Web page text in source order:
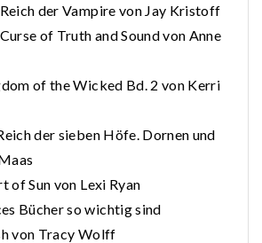
der Vampire von Jay Kristoff
of Truth and Sound von Anne
of the Wicked Bd. 2 von Kerri
der sieben Höfe. Dornen und
of Sun von Lexi Ryan
Bücher so wichtig sind
von Tracy Wolff